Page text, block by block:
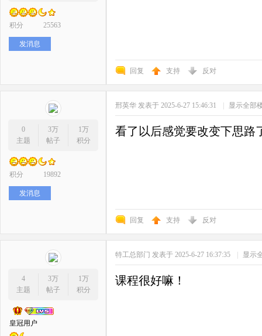
积分 25563
发消息
回复 支持 反对
0
主题
3万
帖子
1万
积分
积分 19892
发消息
邢英华 发表于 2025-6-27 15:46:31 | 显示全部
看了以后感觉要改变下思路
回复 支持 反对
4
主题
3万
帖子
1万
积分
皇冠用户
特工总部门 发表于 2025-6-27 16:37:35 | 显示
课程很好嘛！